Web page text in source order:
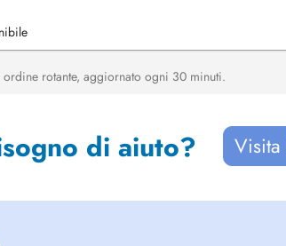
rotante, aggiornato ogni 30 minuti.
di aiuto?